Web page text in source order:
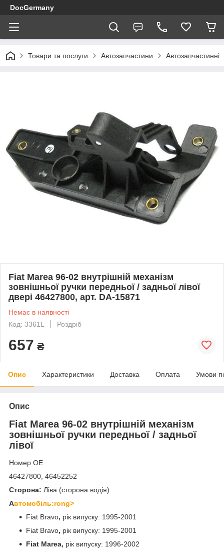
DocGermany
Товари та послуги Автозапчастини Автозапчастинні
Fiat Marea 96-02 внутрішній механізм
зовнішньої ручки передньої / задньої лівої
двері 46427800, арт. DA-15871
Немає в наявності
Код: 3361L
Роздріб
657 ₴
Опис Характеристики Доставка Оплата Умови
Опис
Fiat Marea 96-02 внутрішній механізм
зовнішньої ручки передньої / задньої
лівої
Номер OE
46427800, 46452252
Сторона: Ліва (сторона водія)
Автомобіль:rong>
Fiat Bravo, рік випуску: 1995-2001
Fiat Bravo, рік випуску: 1995-2001
Fiat Marea, рік випуску: 1996-2002